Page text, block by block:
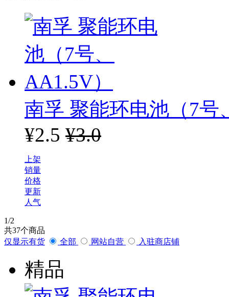
天球
长虹
南孚 聚能环电池（7号
¥2.5 ¥3.0
上架
销量
价格
更新
人气
1/2
共37个商品
仅显示有货
全部 网站自营 入驻商店铺
精品